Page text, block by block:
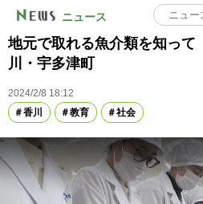
ニュース
地元で取れる魚介類を知っ
川・宇多津町
2024/2/8 18:12
香川
教育 社会